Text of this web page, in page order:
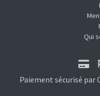
Qui
Paiement sécurisé par